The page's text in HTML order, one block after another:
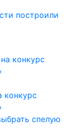
построили
конкурс